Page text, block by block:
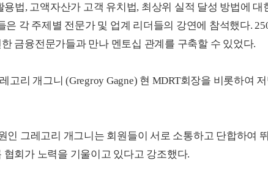
용법, 고액자산가 고객 유치법, 최상위 실적 달성 방법에
은 각 주제별 전문가 및 업계 리더들의 강연에 참석했다.
금융전문가들과 만나 멘토십 관계를 구축할 수 있었다.
고리 개그니 (Gregroy Gagne) 현 MDRT회장을 비롯하여
인 그레고리 개그니는 회원들이 서로 소통하고 단합하여
협회가 노력을 기울이고 있다고 강조했다.